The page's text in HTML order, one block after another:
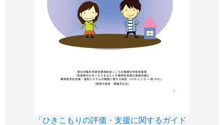
「ひきこもりの評価・支援に関するガイド